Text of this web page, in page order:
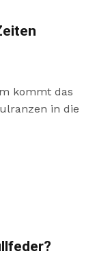
kommt das
in die